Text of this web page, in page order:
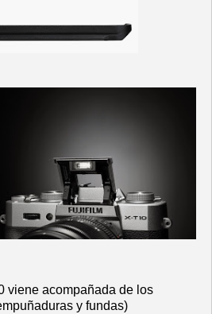
viene acompañada de los
y fundas)